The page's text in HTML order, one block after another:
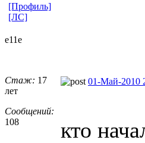
[Профиль]
[ЛС]
e11e
Стаж: 17
лет
Сообщений:
108
01-Май-2010
кто